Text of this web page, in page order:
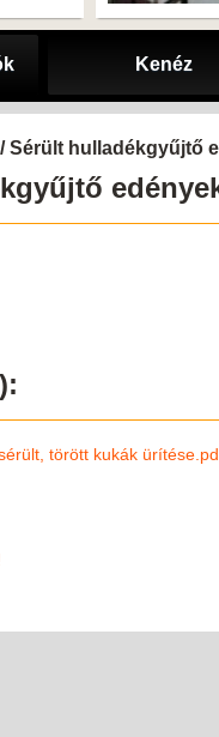
Kenéz
/ Sérült hulladékgyűjtő
törött kukák